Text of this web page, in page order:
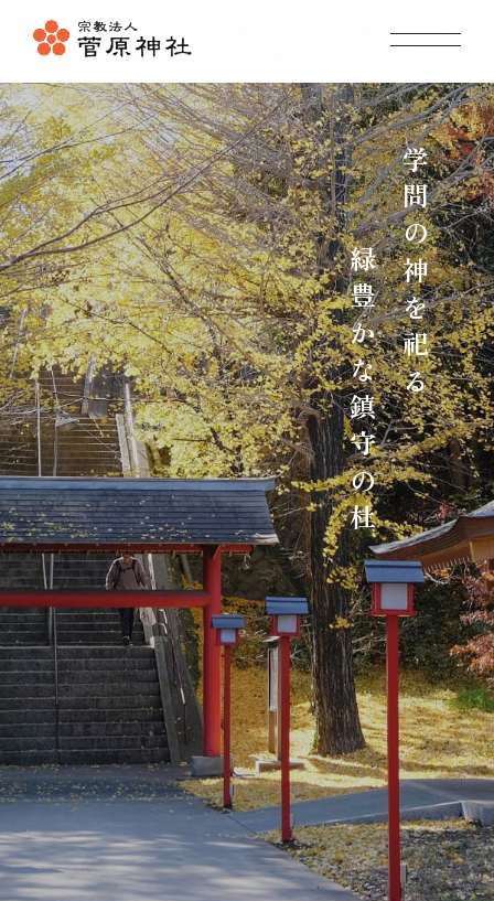
ホ
ー
ム 菅
原
神
社
に
つ
い
て ア
ク
セ
ス 境
内
案
内 祭事
・
年
中
行
事 ご
参
拝
・
ご
祈
願
おり 杜のことづて 地域の神社 授与品のご案内 ギャラリー
初詣 お宮参り 七五三 合格祈願
東京都町田市の菅原神社
お問い合わせ(社務所) 042-725-3991 学問の神を祀る
緑豊かな鎮守の杜